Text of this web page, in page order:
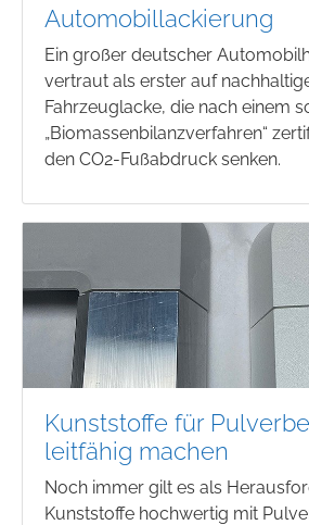
Automobillackierung
Ein großer deutscher
vertraut als erster auf
Fahrzeuglacke, die nach einem
„Biomassenbilanzverfahren“
den CO2-Fußabdruck senken.
Kunststoffe für
leitfähig machen
Noch immer gilt es als
Kunststoffe hochwertig mit